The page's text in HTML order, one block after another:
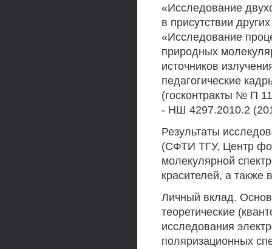
«Исследование
в присутствии
«Исследование
природных
источников
педагогические
(госконтракты № П
- НШ 4297.2010.2
Результаты
(СФТИ ТГУ, Центр
молекулярной
красителей, а также
Личный вклад.
теоретические
исследования
поляризационных